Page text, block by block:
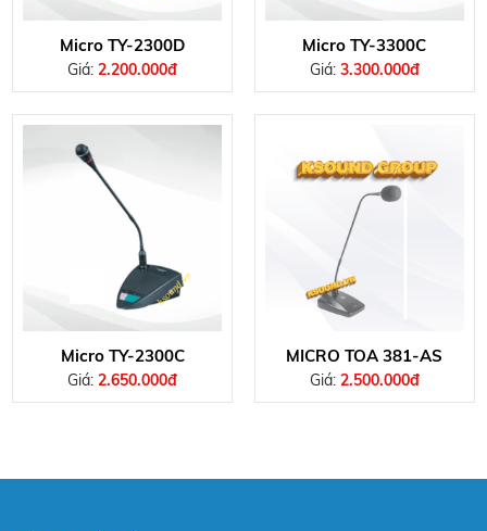
Micro TY-2300D
Giá:2.200.000đ
Micro TY-3300C
Giá: 3.300.000đ
Micro TY-2300C
Giá:2.650.000đ
MICRO TOA 381-AS
Giá: 2.500.000đ